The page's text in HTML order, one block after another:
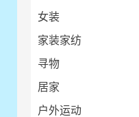
女装
家装家纺
寻物
居家
户外运动